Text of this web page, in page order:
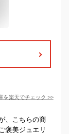
を楽天でチェック >>
、こちらの商
褒美ジュエリ